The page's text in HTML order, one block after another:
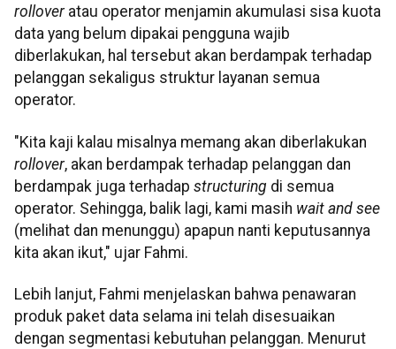
rolloveratau operator menjamin akumulasi sisa kuota
data yang belum dipakai pengguna wajib
diberlakukan, hal tersebut akan berdampak terhadap
pelanggan sekaligus struktur layanan semua
operator.
"Kita kaji kalau misalnya memang akan diberlakukan
rollover, akan berdampak terhadap pelanggan dan
berdampak juga terhadap structuring di semua
operator. Sehingga, balik lagi, kami masih wait and see
(melihat dan menunggu) apapun nanti keputusannya
kita akan ikut," ujar Fahmi.
Lebih lanjut, Fahmi menjelaskan bahwa penawaran
produk paket data selama ini telah disesuaikan
dengan segmentasi kebutuhan pelanggan. Menurut